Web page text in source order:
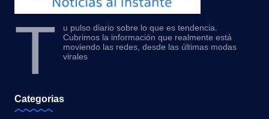
T
u pulso diario sobre lo que es tendencia.
Cubrimos la información que realmente está
moviendo las redes, desde las últimas modas
virales
Categorias